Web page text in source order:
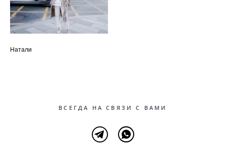
Натали
ВСЕГДА НА СВЯЗИ С ВАМИ